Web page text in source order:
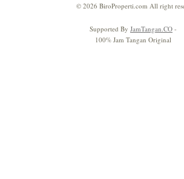
© 2026 BiroProperti.com All right
Supported By JamTangan.CO -
100% Jam Tangan Original